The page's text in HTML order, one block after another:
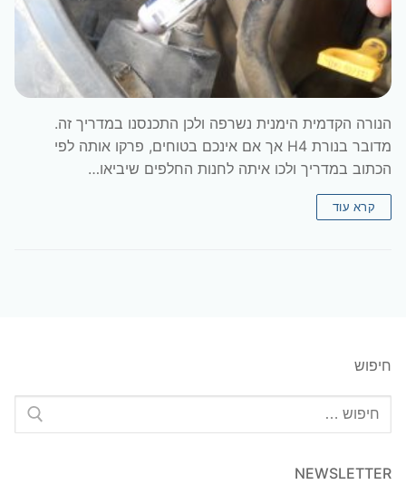
הנורה הקדמית הימנית נשרפה ולכן התכנסנו במדריך זה.
מדובר בנורת H4 אך אם אינכם בטוחים, פרקו אותה לפי
הכתוב במדריך ולכו איתה לחנות החלפים שיביאו…
קרא עוד
חיפוש
חפש:
NEWSLETTER